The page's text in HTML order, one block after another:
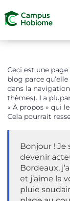
Ceci est une page
blog parce
dans la
thèmes). La
« À propos » qui
Cela pourrait
Bonjour ! Je
devenir
Bordeaux,
et j’aime la
pluie